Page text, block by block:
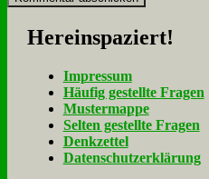
Her­ein­spa­ziert!
Im­pres­sum
Häu­fig ge­stell­te Fra­gen
Mu­ster­map­pe
Sel­ten ge­stell­te Fra­gen
Denk­zet­tel
Da­ten­schutz­er­klä­rung